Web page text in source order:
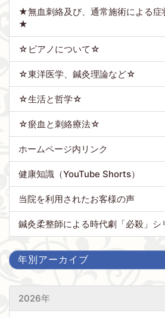
★無血刺絡及び、通常施術による症
★
☆ピアノについて☆
☆東洋医学、鍼灸理論など☆
☆生活と哲学☆
☆瘀血と刺絡療法☆
ホームページ内リンク
健康知識（YouTube Shorts）
当院を利用されたお客様の声
鍼灸柔整師による時代劇「必殺」シ
年別アーカイブ
2026年